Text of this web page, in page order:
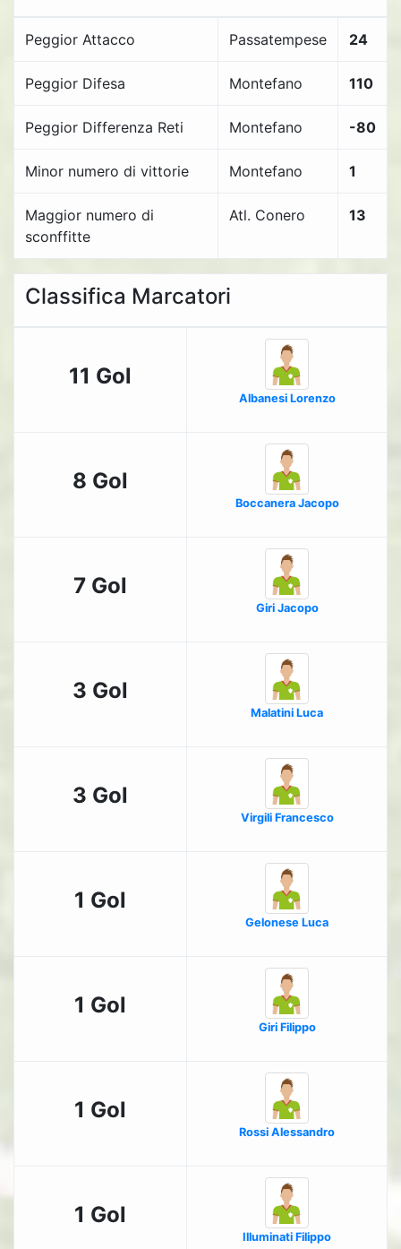
Peggior Attacco Passatempese 24
Peggior Difesa Montefano 110
Peggior Differenza Reti Montefano -80
Minor numero di vittorie Montefano 1
Maggior numero di
sconffitte
Atl. Conero 13
Classifica Marcatori
11 Gol
Albanesi Lorenzo
8 Gol
Boccanera Jacopo
7 Gol
Giri Jacopo
3 Gol
Malatini Luca
3 Gol
Virgili Francesco
1 Gol
Gelonese Luca
1 Gol
Giri Filippo
1 Gol
Rossi Alessandro
1 Gol
Illuminati Filippo